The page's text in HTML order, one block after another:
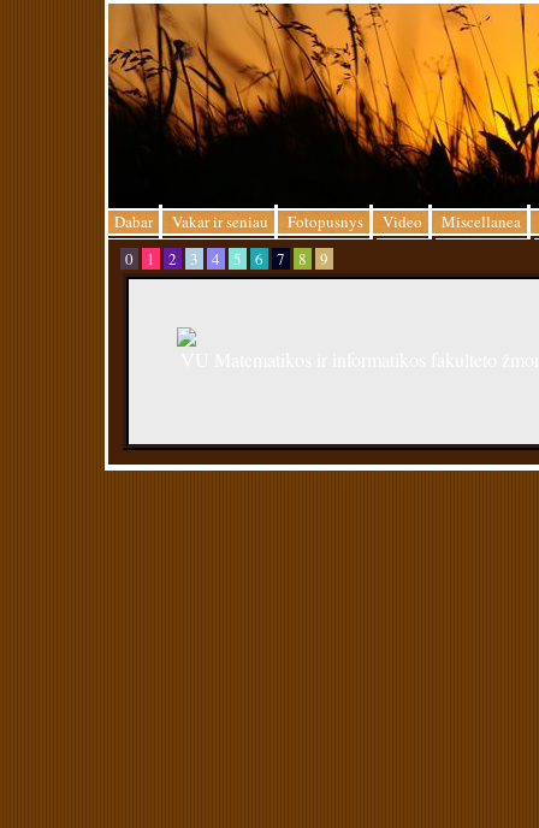
Dabar Vakar ir seniau Fotopusnys Video
Miscellanea
0
1 2 3 4 5 6 7 8 9